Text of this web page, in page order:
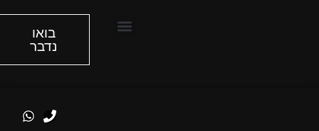
בואו
נדבר